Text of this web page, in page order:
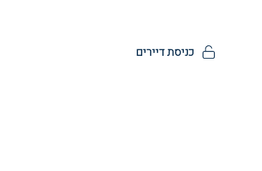
כניסת דיירים